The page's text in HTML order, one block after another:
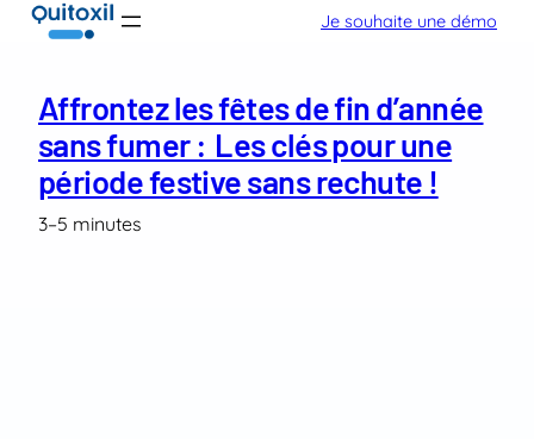
Aller
Je souhaite une démo
Affrontez les fêtes de fin d’année
sans fumer : Les clés pour une
période festive sans rechute !
3–5 minutes